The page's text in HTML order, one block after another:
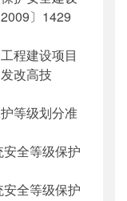
〕1429
程建设项目
改高技
等级划分准
全等级保护
全等级保护